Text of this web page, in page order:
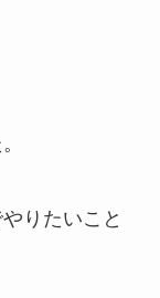
りたいこと